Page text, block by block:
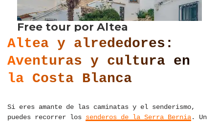
Altea y alrededores:
Aventuras y cultura en
la Costa Blanca
Si eres amante de las caminatas y el senderismo,
puedes recorrer los senderos de la Serra Bernia. Un